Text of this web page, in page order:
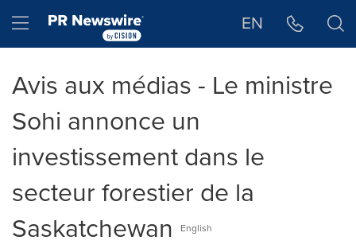
Hamburger menu EN
Avis aux médias - Le ministre
Sohi annonce un
investissement dans le
secteur forestier de la
Saskatchewan
English